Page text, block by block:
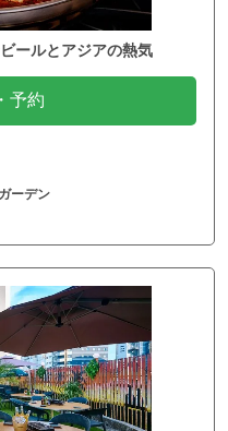
ールとアジアの熱気
予約
ーデン